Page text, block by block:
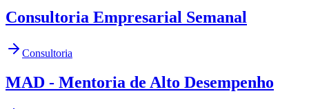
Consultoria Empresarial Semanal
Consultoria
MAD - Mentoria de Alto Desempenho